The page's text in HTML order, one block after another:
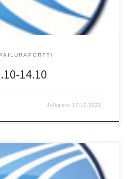
14.10
Julkaistu 17.10.2023